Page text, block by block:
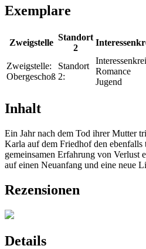
Exemplare
Zweigstelle
Standort
2
Zweigstelle:
Obergeschoß
Standort
2:
Romance
Jugend
Inhalt
Ein Jahr nach dem Tod ihrer Mutter
Karla auf dem Friedhof den ebenfalls
gemeinsamen Erfahrung von
auf einen Neuanfang und eine neue
Rezensionen
Details